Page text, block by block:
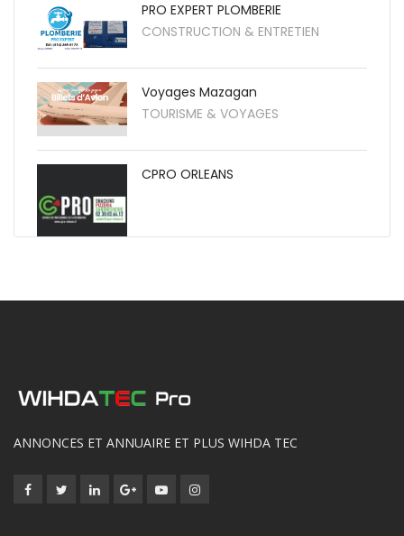
PRO EXPERT PLOMBERIE
CONSTRUCTION & ENTRETIEN
Voyages Mazagan
TOURISME & VOYAGES
CPRO ORLEANS
ANNONCES ET ANNUAIRE ET PLUS WIHDA TEC